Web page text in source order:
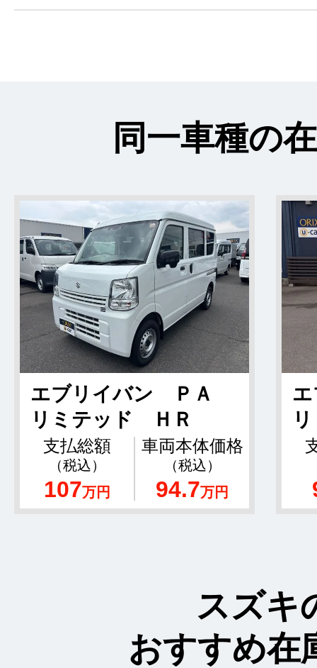
同一車種の
エブリイバン ＰＡ
リミテッド ＨＲ
支払総額
（税込）
107万円
車両本体価格
（税込）
94.7万円
スズキ
おすすめ在